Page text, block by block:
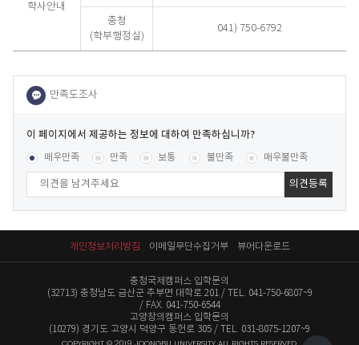
학사안내
충청
(학부행정실)
041) 750-6792
이
페
이
에
서
콘텐츠 만족도 조사 [평균 .28 점 / 75 명 참여]
매우만족 만족 보통 불만족 매우불만족
개인정보처리방침 이메일무단수집거부 뷰어다운로드
충청국제캠퍼스 입학문의
(32713) 충청남도 금산군 추부면 대학로 201
TEL. 041-750-6807~9
FAX. 041-750-6544
고양창의캠퍼스 입학문의
(10279) 경기도 고양시 덕양구 동헌로 305
TEL. 031-8075-1207~9